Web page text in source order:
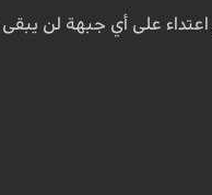
على أي جبهة لن